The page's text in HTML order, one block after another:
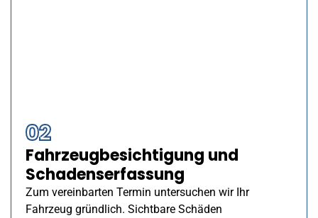
02
Fahrzeugbesichtigung und
Schadenserfassung
Zum vereinbarten Termin untersuchen wir Ihr
Fahrzeug gründlich. Sichtbare Schäden